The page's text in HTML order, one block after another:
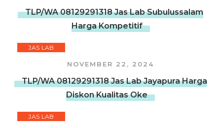
TLP/WA 08129291318 Jas Lab Subulussalam
Harga Kompetitif
JAS LAB
NOVEMBER 22, 2024
TLP/WA 08129291318 Jas Lab Jayapura Harga
Diskon Kualitas Oke
JAS LAB